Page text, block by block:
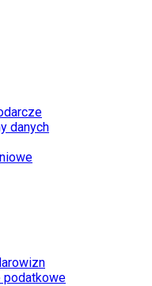
danych
podatkowe